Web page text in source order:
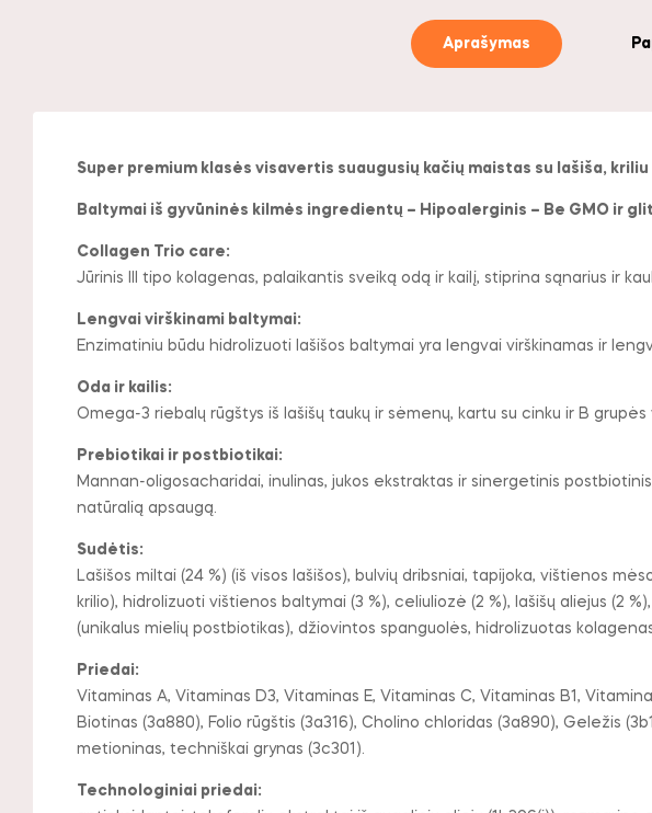
Aprašymas
Super premium klasės visavertis suaugusių kačių maistas su lašiša,
Baltymai iš gyvūninės kilmės ingredientų – Hipoalerginis – Be GMO ir
Collagen Trio care:
Jūrinis lll tipo kolagenas, palaikantis sveiką odą ir kailį, stiprina sąnarius ir
Lengvai virškinami baltymai:
Enzimatiniu būdu hidrolizuoti lašišos baltymai yra lengvai virškinamas ir
Oda ir kailis:
Omega-3 riebalų rūgštys iš lašišų taukų ir sėmenų, kartu su cinku ir B
Prebiotikai ir postbiotikai:
Mannan-oligosacharidai, inulinas, jukos ekstraktas ir sinergetinis
natūralią apsaugą.
Sudėtis:
Lašišos miltai (24 %) (iš visos lašišos), bulvių dribsniai, tapijoka, vištienos
krilio), hidrolizuoti vištienos baltymai (3 %), celiuliozė (2 %), lašišų aliejus (2
(unikalus mielių postbiotikas), džiovintos spanguolės, hidrolizuotas
Priedai:
Vitaminas A, Vitaminas D3, Vitaminas E, Vitaminas C, Vitaminas B1,
Biotinas (3a880), Folio rūgštis (3a316), Cholino chloridas (3a890), Geležis
metioninas, techniškai grynas (3c301).
Technologiniai priedai: